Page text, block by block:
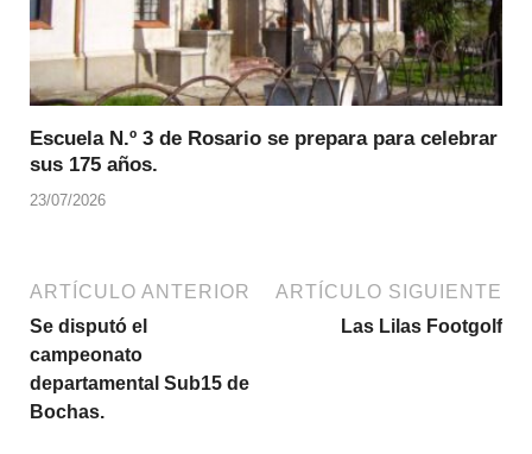
Escuela N.º 3 de Rosario se prepara para celebrar
sus 175 años.
23/07/2026
ARTÍCULO ANTERIOR
Se disputó el
campeonato
departamental Sub15 de
Bochas.
ARTÍCULO SIGUIENTE
Las Lilas Footgolf